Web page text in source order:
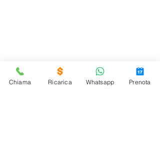
Chiama Ricarica Whatsapp Prenota